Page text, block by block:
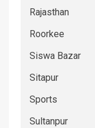
Rajasthan
Roorkee
Siswa Bazar
Sitapur
Sports
Sultanpur